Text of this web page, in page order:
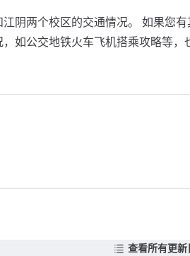
阴两个校区的交通情况。 如果您有
如公交地铁火车飞机搭乘攻略等，
查看所有更新